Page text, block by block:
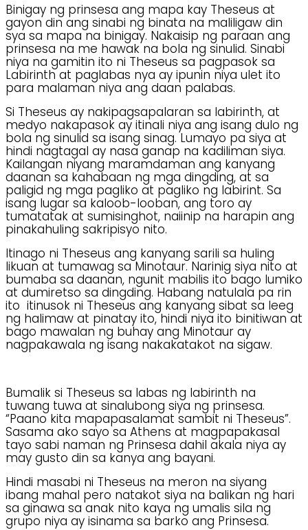
Binigay ng prinsesa ang mapa kay Theseus at
gayon din ang sinabi ng binata na maliligaw din
sya sa mapa na binigay. Nakaisip ng paraan ang
prinsesa na me hawak na bola ng sinulid. Sinabi
niya na gamitin ito ni Theseus sa pagpasok sa
Labirinth at paglabas nya ay ipunin niya ulet ito
para malaman niya ang daan palabas.
Si Theseus ay nakipagsapalaran sa labirinth, at
medyo nakapasok ay itinali niya ang isang dulo ng
bola ng sinulid sa isang sinag. Lumayo pa siya at
hindi nagtagal ay nasa ganap na kadiliman siya.
Kailangan niyang maramdaman ang kanyang
daanan sa kahabaan ng mga dingding, at sa
paligid ng mga pagliko at pagliko ng labirint. Sa
isang lugar sa kaloob-looban, ang toro ay
tumatatak at sumisinghot, naiinip na harapin ang
pinakahuling sakripisyo nito.
Itinago ni Theseus ang kanyang sarili sa huling
likuan at tumawag sa Minotaur. Narinig siya nito at
bumaba sa daanan, ngunit mabilis ito bago lumiko
at dumiretso sa dingding. Habang natulala pa rin
ito itinusok ni Theseus ang kanyang sibat sa leeg
ng halimaw at pinatay ito, hindi niya ito binitiwan at
bago mawalan ng buhay ang Minotaur ay
nagpakawala ng isang nakakatakot na sigaw.
Bumalik si Theseus sa labas ng labirinth na
tuwang tuwa at sinalubong siya ng prinsesa.
“Paano kita mapapasalamat sambit ni Theseus”.
Sasama ako sayo sa Athens at magpapakasal
tayo sabi naman ng Prinsesa dahil akala niya ay
may gusto din sa kanya ang bayani.
Hindi masabi ni Theseus na meron na siyang
ibang mahal pero natakot siya na balikan ng hari
sa ginawa sa anak nito kaya ng umalis sila ng
grupo niya ay isinama sa barko ang Prinsesa.